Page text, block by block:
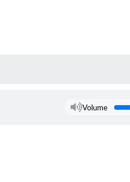
Volume